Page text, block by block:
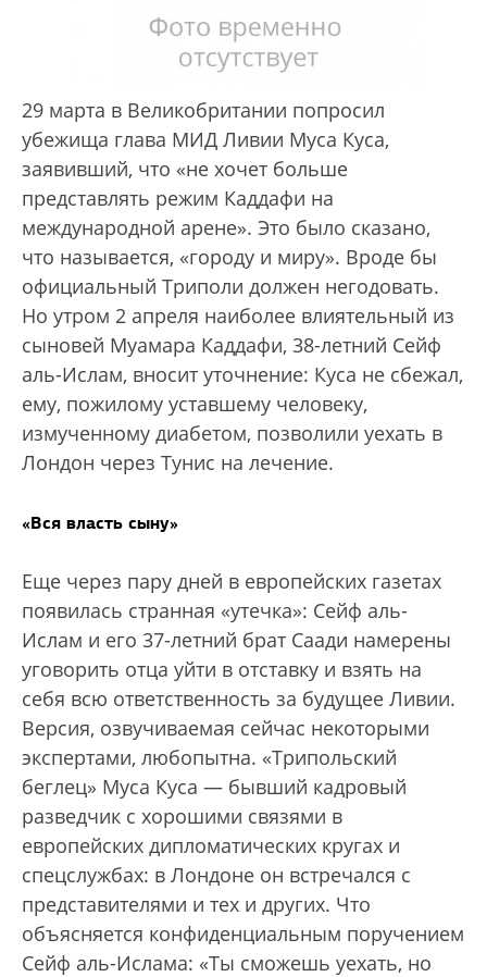
29 марта в Великобритании попросил
убежища глава МИД Ливии Муса Куса,
заявивший, что «не хочет больше
представлять режим Каддафи на
международной арене». Это было сказано,
что называется, «городу и миру». Вроде бы
официальный Триполи должен негодовать.
Но утром 2 апреля наиболее влиятельный из
сыновей Муамара Каддафи, 38-летний Сейф
аль-Ислам, вносит уточнение: Куса не сбежал,
ему, пожилому уставшему человеку,
измученному диабетом, позволили уехать в
Лондон через Тунис на лечение.
«Вся власть сыну»
Еще через пару дней в европейских газетах
появилась странная «утечка»: Сейф аль-
Ислам и его 37-летний брат Саади намерены
уговорить отца уйти в отставку и взять на
себя всю ответственность за будущее Ливии.
Версия, озвучиваемая сейчас некоторыми
экспертами, любопытна. «Трипольский
беглец» Муса Куса — бывший кадровый
разведчик с хорошими связями в
европейских дипломатических кругах и
спецслужбах: в Лондоне он встречался с
представителями и тех и других. Что
объясняется конфиденциальным поручением
Сейф аль-Ислама: «Ты сможешь уехать, но